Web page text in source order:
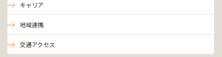
キャリア
地域連携
交通アクセス